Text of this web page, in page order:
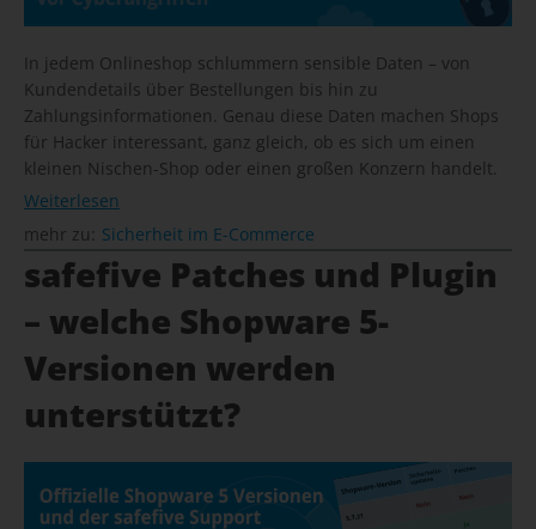
In jedem Onlineshop schlummern sensible Daten – von
Kundendetails über Bestellungen bis hin zu
Zahlungsinformationen. Genau diese Daten machen Shops
für Hacker interessant, ganz gleich, ob es sich um einen
kleinen Nischen-Shop oder einen großen Konzern handelt.
Weiterlesen
mehr zu: Sicherheit im E-Commerce
safefive Patches und Plugin
– welche Shopware 5-
Versionen werden
unterstützt?